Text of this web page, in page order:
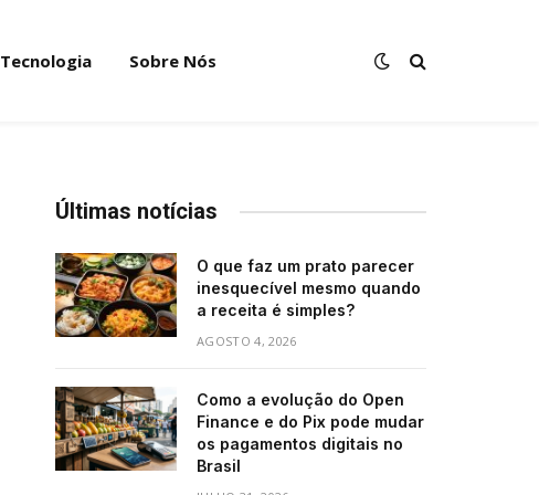
Tecnologia Sobre Nós
Últimas notícias
O que faz um prato parecer
inesquecível mesmo quando
a receita é simples?
AGOSTO 4, 2026
Como a evolução do Open
Finance e do Pix pode mudar
os pagamentos digitais no
Brasil